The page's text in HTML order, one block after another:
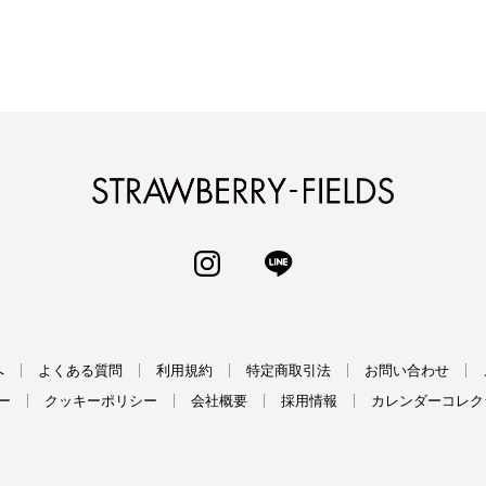
INSTAGRAM
よくある質問 利用規約 特定商取引法 お問い合わせ
クッキーポリシー 会社概要 採用情報 カレンダーコレ